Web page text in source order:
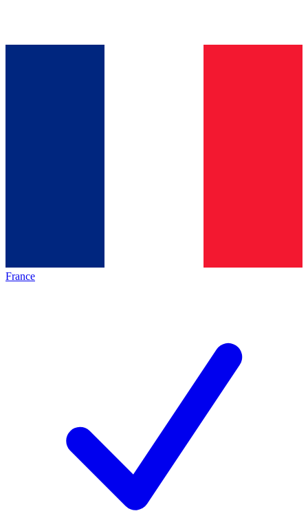
France